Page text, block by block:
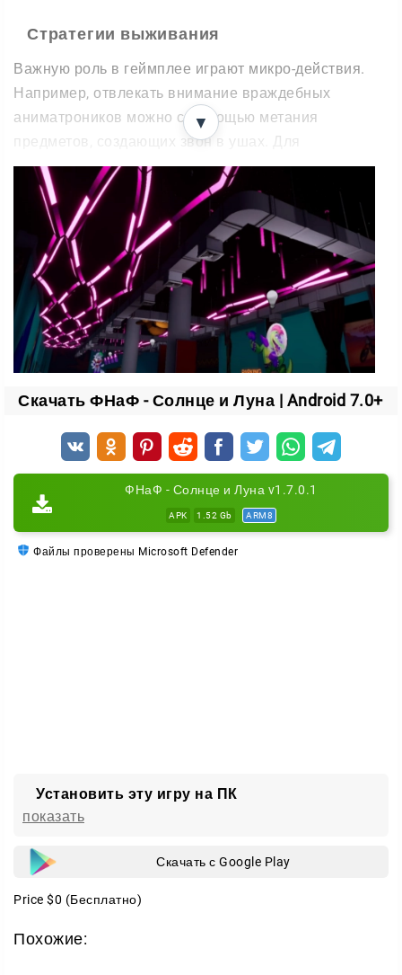
Стратегии выживания
Важную роль в геймплее играют микро-действия.
Например, отвлекать внимание враждебных
аниматроников можно с помощью метания
предметов, создающих звон в ушах. Для
замедления можно использовать свет от фонарика,
освещая им преследователя. В общем, используйте
окружение в качестве основного инструмента, и
может быть вы сможете выбрать живым.
▼
Скачать ФНаФ - Солнце и Луна | Android 7.0+
ФНаФ - Солнце и Луна v1.7.0.1
APK 1.52 Gb ARM8
Файлы проверены Microsoft Defender
Установить эту игру на ПК
показать
Скачать с Google Play
Price $0 (Бесплатно)
Похожие: